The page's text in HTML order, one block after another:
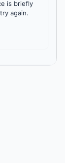
is briefly
again.